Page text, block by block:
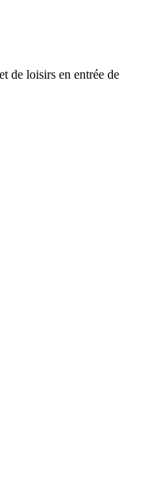
de loisirs en entrée de